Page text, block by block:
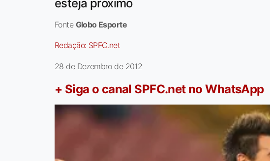
esteja próximo
Fonte Globo Esporte
Redação: SPFC.net
28 de Dezembro de 2012
+ Siga o canal SPFC.net no WhatsApp